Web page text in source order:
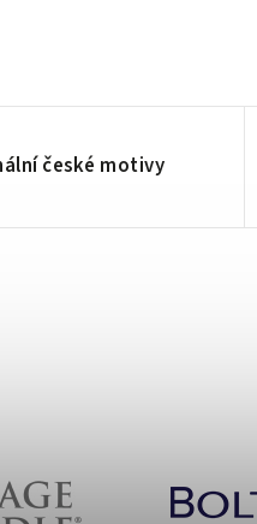
české motivy